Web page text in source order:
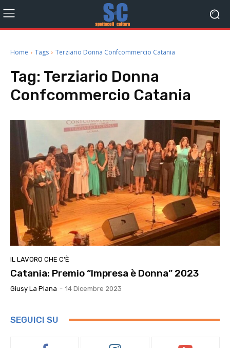
Home Tags Terziario Donna Confcommercio Catania
Tag: Terziario Donna
Confcommercio Catania
IL LAVORO CHE C'È
Catania: Premio “Impresa è Donna” 2023
Giusy La Piana - 14 Dicembre 2023
SEGUICI SU